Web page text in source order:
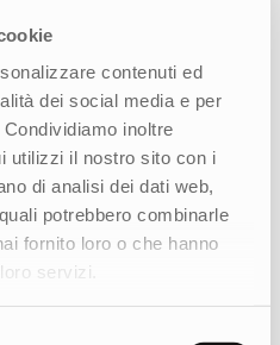
contenuti ed
dei social media e per
inoltre
utilizzi il nostro sito con i
di analisi dei dati web,
potrebbero combinarle
fornito loro o che hanno
servizi.
end-to-end,
cliente, l’analisi
lavoro di
un’identità visiva
ha visto la
informativa e la
digitale raffinata che
e filosofia del